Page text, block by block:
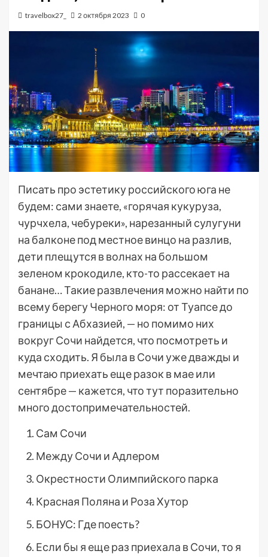
travelbox27_ 2 октября 2023 0
Писать про эстетику российского юга не
будем: сами знаете, «горячая кукуруза,
чурчхела, чебуреки», нарезанный сулугуни
на балконе под местное винцо на разлив,
дети плещутся в волнах на большом
зеленом крокодиле, кто-то рассекает на
банане… Такие развлечения можно найти по
всему берегу Черного моря: от Туапсе до
границы с Абхазией, — но помимо них
вокруг Сочи найдется, что посмотреть и
куда сходить. Я была в Сочи уже дважды и
мечтаю приехать еще разок в мае или
сентябре — кажется, что тут поразительно
много достопримечательностей.
Сам Сочи
Между Сочи и Адлером
Окрестности Олимпийского парка
Красная Поляна и Роза Хутор
БОНУС: Где поесть?
Если бы я еще раз приехала в Сочи, то я